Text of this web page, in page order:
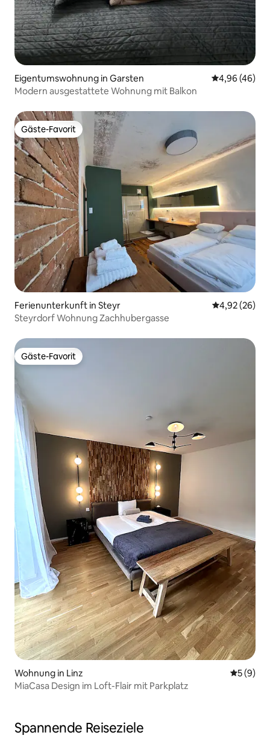
Eigentumswohnung in Garsten
4,96 (46)
Modern ausgestattete Wohnung mit Balkon
Gäste-Favorit
Gäste-Favorit
Ferienunterkunft in Steyr
4,92 (26)
Steyrdorf Wohnung Zachhubergasse
Gäste-Favorit
Gäste-Favorit
Wohnung in Linz
5 (9)
MiaCasa Design im Loft-Flair mit Parkplatz
Spannende Reiseziele